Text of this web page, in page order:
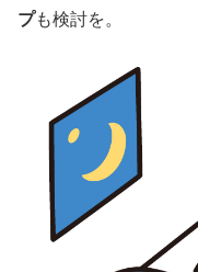
プも検討を。